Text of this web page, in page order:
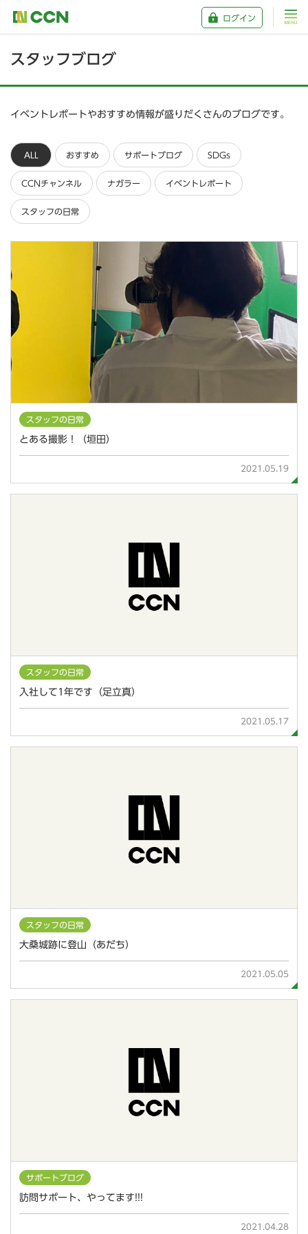
ログイン
スタッフブログ
イベントレポートやおすすめ情報が盛りだくさんのブログです。
ALL おすすめ サポートブログ SDGs
CCNチャンネル ナガラー イベントレポート
スタッフの日常
スタッフの日常
とある撮影！（垣田）
2021.05.19
スタッフの日常
入社して1年です（足立真）
2021.05.17
スタッフの日常
大桑城跡に登山（あだち）
2021.05.05
サポートブログ
訪問サポート、やってます!!!
2021.04.28